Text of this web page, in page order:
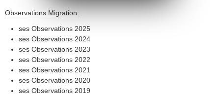
Observations Migration:
ses Observations 2025
ses Observations 2024
ses Observations 2023
ses Observations 2022
ses Observations 2021
ses Observations 2020
ses Observations 2019